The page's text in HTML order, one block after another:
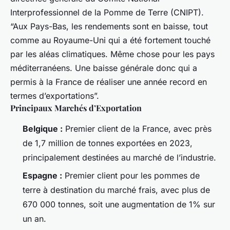
Interprofessionnel de la Pomme de Terre (CNIPT).
“Aux Pays-Bas, les rendements sont en baisse, tout
comme au Royaume-Uni qui a été fortement touché
par les aléas climatiques. Même chose pour les pays
méditerranéens. Une baisse générale donc qui a
permis à la France de réaliser une année record en
termes d’exportations”.
Principaux Marchés d’Exportation
Belgique : Premier client de la France, avec près
de 1,7 million de tonnes exportées en 2023,
principalement destinées au marché de l’industrie.
Espagne : Premier client pour les pommes de
terre à destination du marché frais, avec plus de
670 000 tonnes, soit une augmentation de 1% sur
un an.